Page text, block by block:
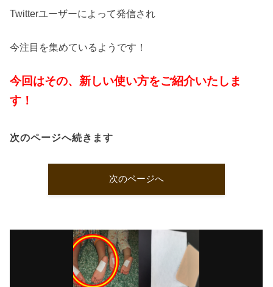
Twitterユーザーによって発信され
今注目を集めているようです！
今回はその、新しい使い方をご紹介いたしま
す！
次のページへ続きます
次のページへ